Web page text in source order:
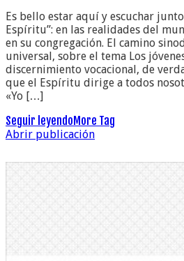
Es bello estar aquí y escuchar
Espíritu”: en las realidades del
en su congregación. El camino
universal, sobre el tema Los
discernimiento vocacional, de
que el Espíritu dirige a todos
«Yo […]
Seguir leyendo More Tag
Abrir publicación